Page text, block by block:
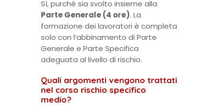
Sì, purché sia svolto insieme alla
Parte Generale (4 ore). La
formazione dei lavoratori è completa
solo con l’abbinamento di Parte
Generale e Parte Specifica
adeguata al livello di rischio.
Quali argomenti vengono trattati
nel corso rischio specifico
medio?